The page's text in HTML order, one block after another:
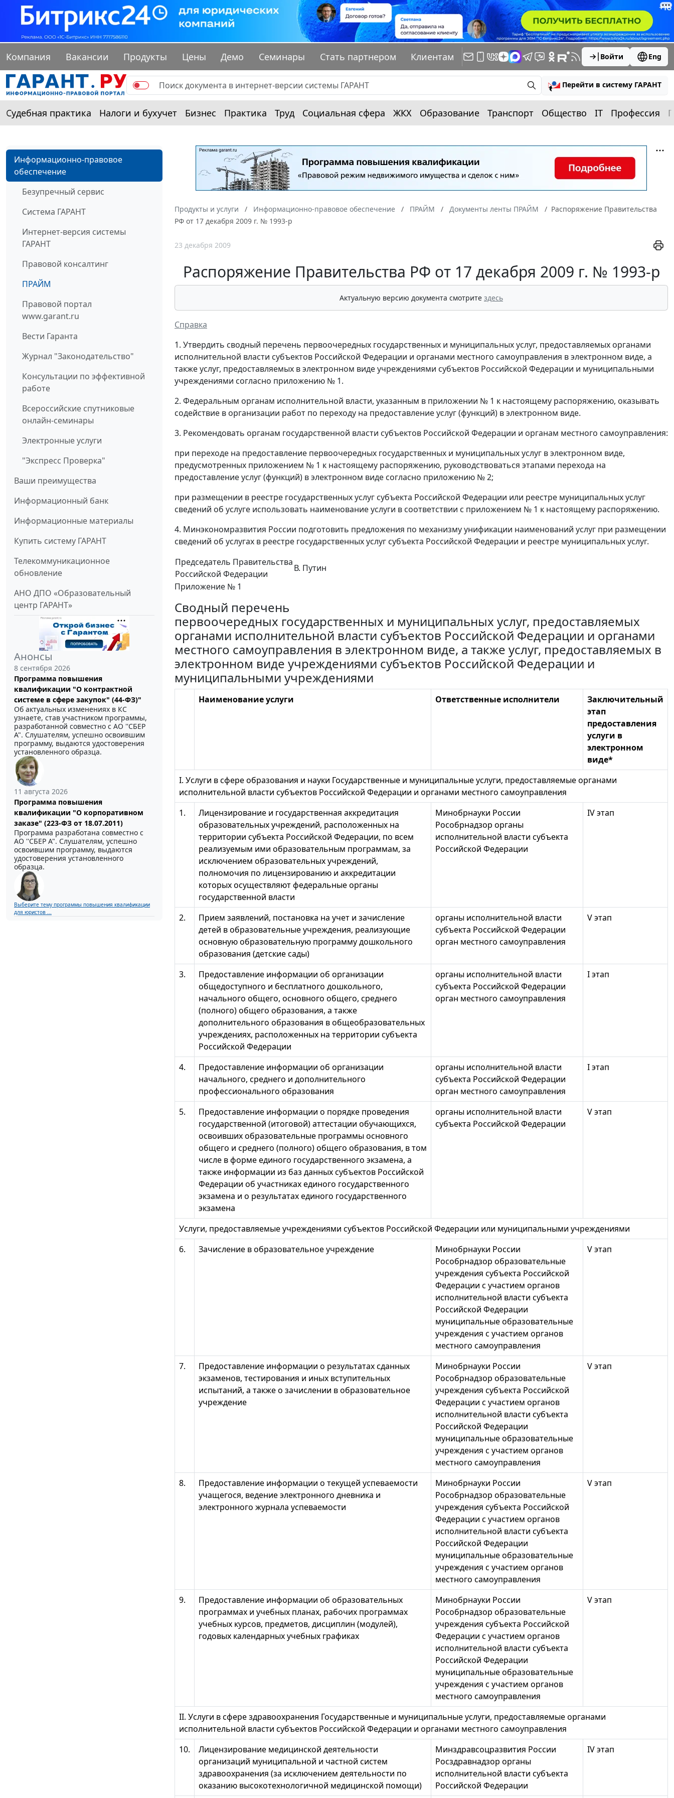
Компания Вакансии Продукты Цены Демо Семинары Стать партнером Клиентам Войти Eng
Перейти в систему ГАРАНТ
Судебная практика Налоги и бухучет Бизнес Практика Труд Социальная сфера ЖКХ Образование Транспорт Общество IT Профессия
Информационно-правовое
обеспечение
Безупречный сервис
Система ГАРАНТ
Интернет-версия системы
ГАРАНТ
Правовой консалтинг
ПРАЙМ
Правовой портал
www.garant.ru
Вести Гаранта
Журнал "Законодательство"
Консультации по эффективной
работе
Всероссийские спутниковые
онлайн-семинары
Электронные услуги
"Экспресс Проверка"
Ваши преимущества
Информационный банк
Информационные материалы
Купить систему ГАРАНТ
Телекоммуникационное
обновление
АНО ДПО «Образовательный
центр ГАРАНТ»
Анонсы
8 сентября 2026
Программа повышения
квалификации "О контрактной
системе в сфере закупок" (44-ФЗ)"
Об актуальных изменениях в КС
узнаете, став участником программы,
разработанной совместно с АО ''СБЕР
А". Слушателям, успешно освоившим
программу, выдаются удостоверения
установленного образца.
11 августа 2026
Программа повышения
квалификации "О корпоративном
заказе" (223-ФЗ от 18.07.2011)
Программа разработана совместно с
АО ''СБЕР А". Слушателям, успешно
освоившим программу, выдаются
удостоверения установленного
образца.
Выберите тему программы повышения квалификации
для юристов ...
Продукты и услуги Информационно-правовое обеспечение ПРАЙМ Документы ленты ПРАЙМ
Распоряжение Правительства
РФ от 17 декабря 2009 г. № 1993-р
23 декабря 2009
Распоряжение Правительства РФ от 17 декабря 2009 г. № 1993-р
Актуальную версию документа смотрите здесь
Справка
1. Утвердить сводный перечень первоочередных государственных и муниципальных услуг, предоставляемых органами
исполнительной власти субъектов Российской Федерации и органами местного самоуправления в электронном виде, а
также услуг, предоставляемых в электронном виде учреждениями субъектов Российской Федерации и муниципальными
учреждениями согласно приложению № 1.
2. Федеральным органам исполнительной власти, указанным в приложении № 1 к настоящему распоряжению, оказывать
содействие в организации работ по переходу на предоставление услуг (функций) в электронном виде.
3. Рекомендовать органам государственной власти субъектов Российской Федерации и органам местного самоуправления:
при переходе на предоставление первоочередных государственных и муниципальных услуг в электронном виде,
предусмотренных приложением № 1 к настоящему распоряжению, руководствоваться этапами перехода на
предоставление услуг (функций) в электронном виде согласно приложению № 2;
при размещении в реестре государственных услуг субъекта Российской Федерации или реестре муниципальных услуг
сведений об услуге использовать наименование услуги в соответствии с приложением № 1 к настоящему распоряжению.
4. Минэкономразвития России подготовить предложения по механизму унификации наименований услуг при размещении
сведений об услугах в реестре государственных услуг субъекта Российской Федерации и реестре муниципальных услуг.
Председатель Правительства
Российской Федерации
В. Путин
Приложение № 1
Сводный перечень
первоочередных государственных и муниципальных услуг, предоставляемых
органами исполнительной власти субъектов Российской Федерации и органами
местного самоуправления в электронном виде, а также услуг, предоставляемых в
электронном виде учреждениями субъектов Российской Федерации и
муниципальными учреждениями
Наименование услуги Ответственные исполнители
Заключительный
этап
предоставления
услуги в
электронном
виде*
I. Услуги в сфере образования и науки Государственные и муниципальные услуги, предоставляемые органами
исполнительной власти субъектов Российской Федерации и органами местного самоуправления
1.
Лицензирование и государственная аккредитация
образовательных учреждений, расположенных на
территории субъекта Российской Федерации, по всем
реализуемым ими образовательным программам, за
исключением образовательных учреждений,
полномочия по лицензированию и аккредитации
которых осуществляют федеральные органы
государственной власти
Минобрнауки России
Рособрнадзор органы
исполнительной власти субъекта
Российской Федерации
IV этап
2.
Прием заявлений, постановка на учет и зачисление
детей в образовательные учреждения, реализующие
основную образовательную программу дошкольного
образования (детские сады)
органы исполнительной власти
субъекта Российской Федерации
орган местного самоуправления
V этап
3.
Предоставление информации об организации
общедоступного и бесплатного дошкольного,
начального общего, основного общего, среднего
(полного) общего образования, а также
дополнительного образования в общеобразовательных
учреждениях, расположенных на территории субъекта
Российской Федерации
органы исполнительной власти
субъекта Российской Федерации
орган местного самоуправления
I этап
4.
Предоставление информации об организации
начального, среднего и дополнительного
профессионального образования
органы исполнительной власти
субъекта Российской Федерации
орган местного самоуправления
I этап
5.
Предоставление информации о порядке проведения
государственной (итоговой) аттестации обучающихся,
освоивших образовательные программы основного
общего и среднего (полного) общего образования, в том
числе в форме единого государственного экзамена, а
также информации из баз данных субъектов Российской
Федерации об участниках единого государственного
экзамена и о результатах единого государственного
экзамена
органы исполнительной власти
субъекта Российской Федерации
V этап
Услуги, предоставляемые учреждениями субъектов Российской Федерации или муниципальными учреждениями
6.
Зачисление в образовательное учреждение
Минобрнауки России
Рособрнадзор образовательные
учреждения субъекта Российской
Федерации с участием органов
исполнительной власти субъекта
Российской Федерации
муниципальные образовательные
учреждения с участием органов
местного самоуправления
V этап
7.
Предоставление информации о результатах сданных
экзаменов, тестирования и иных вступительных
испытаний, а также о зачислении в образовательное
учреждение
Минобрнауки России
Рособрнадзор образовательные
учреждения субъекта Российской
Федерации с участием органов
исполнительной власти субъекта
Российской Федерации
муниципальные образовательные
учреждения с участием органов
местного самоуправления
V этап
8.
Предоставление информации о текущей успеваемости
учащегося, ведение электронного дневника и
электронного журнала успеваемости
Минобрнауки России
Рособрнадзор образовательные
учреждения субъекта Российской
Федерации с участием органов
исполнительной власти субъекта
Российской Федерации
муниципальные образовательные
учреждения с участием органов
местного самоуправления
V этап
9.
Предоставление информации об образовательных
программах и учебных планах, рабочих программах
учебных курсов, предметов, дисциплин (модулей),
годовых календарных учебных графиках
Минобрнауки России
Рособрнадзор образовательные
учреждения субъекта Российской
Федерации с участием органов
исполнительной власти субъекта
Российской Федерации
муниципальные образовательные
учреждения с участием органов
местного самоуправления
V этап
II. Услуги в сфере здравоохранения Государственные и муниципальные услуги, предоставляемые органами
исполнительной власти субъектов Российской Федерации и органами местного самоуправления
10.
Лицензирование медицинской деятельности
организаций муниципальной и частной систем
здравоохранения (за исключением деятельности по
оказанию высокотехнологичной медицинской помощи)
Минздравсоцразвития России
Росздравнадзор органы
исполнительной власти субъекта
Российской Федерации
IV этап